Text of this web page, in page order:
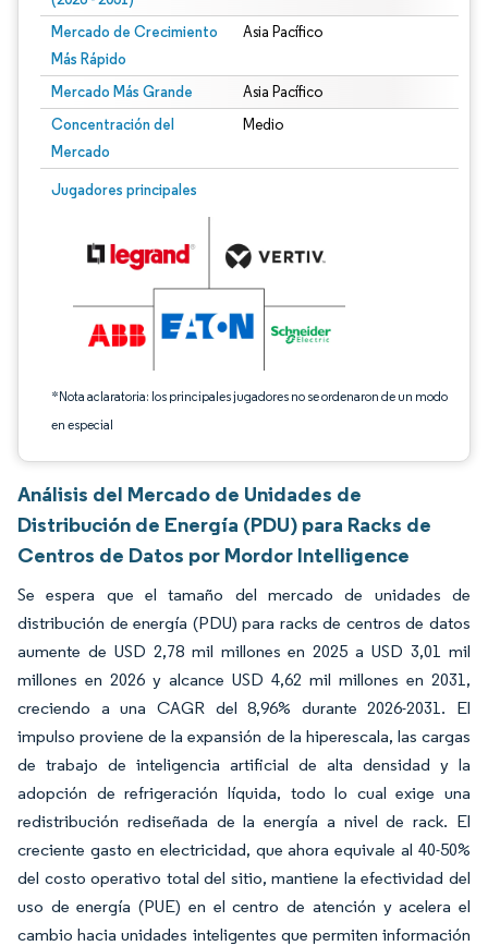
Mercado de Crecimiento
Más Rápido
Asia Pacífico
Mercado Más Grande Asia Pacífico
Concentración del
Mercado
Medio
Jugadores principales
*Nota aclaratoria: los principales jugadores no se ordenaron de un modo
en especial
Imagen © Mordor Intelligence. El uso requiere atribución según CC BY 4.0.
Análisis del Mercado de Unidades de
Distribución de Energía (PDU) para Racks de
Centros de Datos por Mordor Intelligence
Se espera que el tamaño del mercado de unidades de
distribución de energía (PDU) para racks de centros de datos
aumente de USD 2,78 mil millones en 2025 a USD 3,01 mil
millones en 2026 y alcance USD 4,62 mil millones en 2031,
creciendo a una CAGR del 8,96% durante 2026-2031. El
impulso proviene de la expansión de la hiperescala, las cargas
de trabajo de inteligencia artificial de alta densidad y la
adopción de refrigeración líquida, todo lo cual exige una
redistribución rediseñada de la energía a nivel de rack. El
creciente gasto en electricidad, que ahora equivale al 40-50%
del costo operativo total del sitio, mantiene la efectividad del
uso de energía (PUE) en el centro de atención y acelera el
cambio hacia unidades inteligentes que permiten información